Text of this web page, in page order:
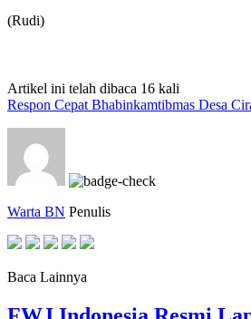
(Rudi)
Artikel ini telah dibaca 16 kali
Respon Cepat Bhabinkamtibmas Desa
Warta BN Penulis
Baca Lainnya